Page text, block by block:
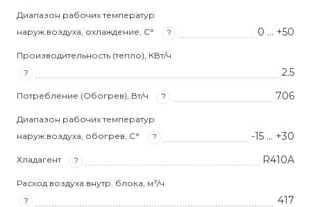
Диапазон рабочих температур
наруж.воздуха, охлаждение, С°
? 0 … +50
Производительность (тепло), КВт/ч
?
2.5
Потребление (Обогрев), Вт/ч ? 706
Диапазон рабочих температур
наруж.воздуха, обогрев, С°
? -15 … +30
Хладагент ? R410A
Расход воздуха внутр. блока, м³/ч
?
417